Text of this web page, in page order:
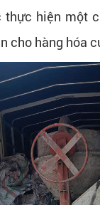
thực hiện một
cho hàng hóa